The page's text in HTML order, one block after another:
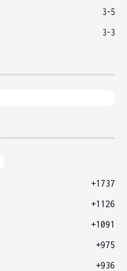
3-5
3-3
+1737
+1126
+1091
+975
+936